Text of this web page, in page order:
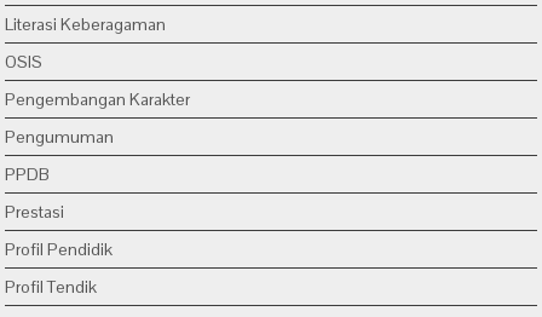
Literasi Keberagaman
OSIS
Pengembangan Karakter
Pengumuman
PPDB
Prestasi
Profil Pendidik
Profil Tendik